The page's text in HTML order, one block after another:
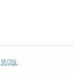
第0版.